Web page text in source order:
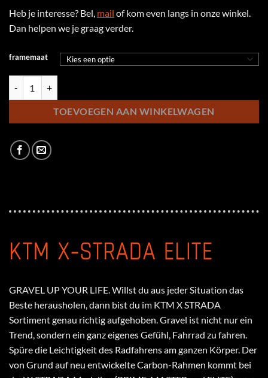
Heb je interesse? Bel, mail of kom even langs in onze winkel.
Dan helpen we je graag verder.
framemaat
TOEVOEGEN AAN WINKELWAGEN
KTM X-STRADA ELITE
GRAVEL UP YOUR LIFE. Willst du aus jeder Situation das
Beste herausholen, dann bist du im KTM X STRADA
Sortiment genau richtig aufgehoben. Gravel ist nicht nur ein
Trend, sondern ein ganz eigenes Gefühl, Fahrrad zu fahren.
Spüre die Leichtigkeit des Radfahrens am ganzen Körper. Der
von Grund auf neu entwickelte Carbon-Rahmen kommt bei